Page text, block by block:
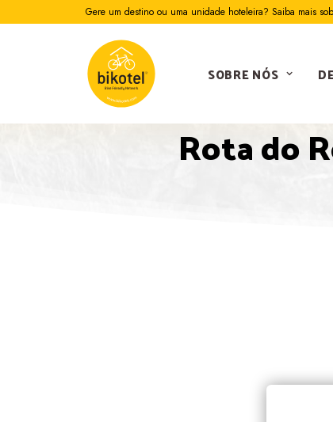
Gere um destino ou uma unidade hoteleira? Saiba mais
SOBRE NÓS
Rota do